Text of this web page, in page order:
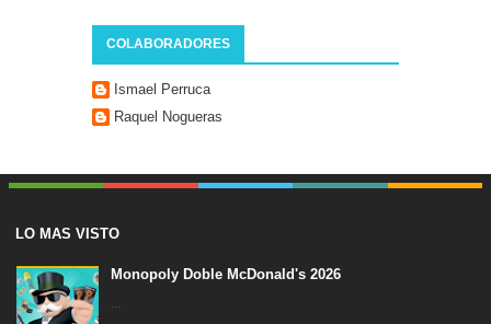
COLABORADORES
Ismael Perruca
Raquel Nogueras
LO MAS VISTO
Monopoly Doble McDonald's 2026
...